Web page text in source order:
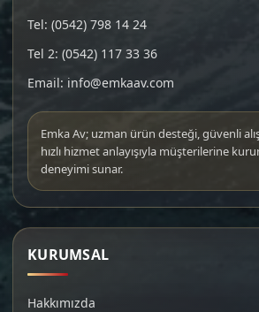
Tel: (0542) 798 14 24
Tel 2: (0542) 117 33 36
Email: info@emkaav.com
Emka Av; uzman ürün desteği, güvenli
hızlı hizmet anlayışıyla müşterilerine
deneyimi sunar.
KURUMSAL
Hakkımızda